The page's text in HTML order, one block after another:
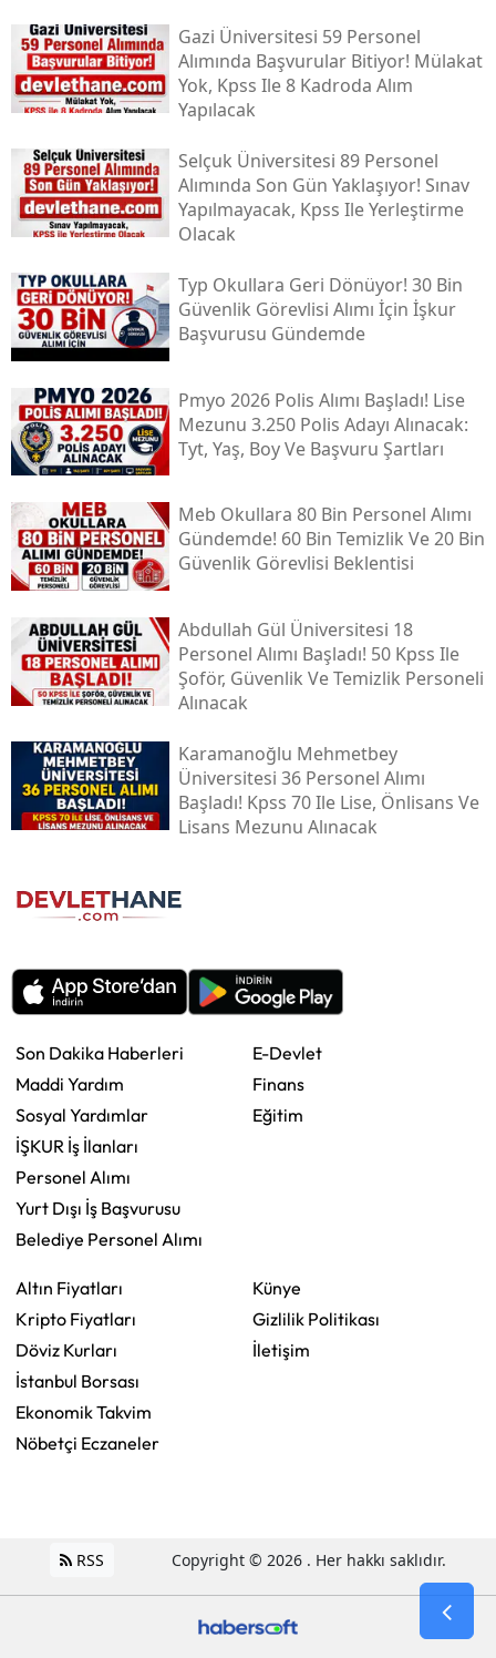
Gazi Üniversitesi 59 Personel
Alımında Başvurular Bitiyor! Mülakat
Yok, Kpss Ile 8 Kadroda Alım
Yapılacak
Selçuk Üniversitesi 89 Personel
Alımında Son Gün Yaklaşıyor! Sınav
Yapılmayacak, Kpss Ile Yerleştirme
Olacak
Typ Okullara Geri Dönüyor! 30 Bin
Güvenlik Görevlisi Alımı İçin İşkur
Başvurusu Gündemde
Pmyo 2026 Polis Alımı Başladı! Lise
Mezunu 3.250 Polis Adayı Alınacak:
Tyt, Yaş, Boy Ve Başvuru Şartları
Meb Okullara 80 Bin Personel Alımı
Gündemde! 60 Bin Temizlik Ve 20 Bin
Güvenlik Görevlisi Beklentisi
Abdullah Gül Üniversitesi 18
Personel Alımı Başladı! 50 Kpss Ile
Şoför, Güvenlik Ve Temizlik Personeli
Alınacak
Karamanoğlu Mehmetbey
Üniversitesi 36 Personel Alımı
Başladı! Kpss 70 Ile Lise, Önlisans Ve
Lisans Mezunu Alınacak
Son Dakika Haberleri
Maddi Yardım
Sosyal Yardımlar
İŞKUR İş İlanları
Personel Alımı
Yurt Dışı İş Başvurusu
Belediye Personel Alımı
E-Devlet
Finans
Eğitim
Altın Fiyatları
Kripto Fiyatları
Döviz Kurları
İstanbul Borsası
Ekonomik Takvim
Nöbetçi Eczaneler
Künye
Gizlilik Politikası
İletişim
RSS Copyright © 2026 . Her hakkı saklıdır.